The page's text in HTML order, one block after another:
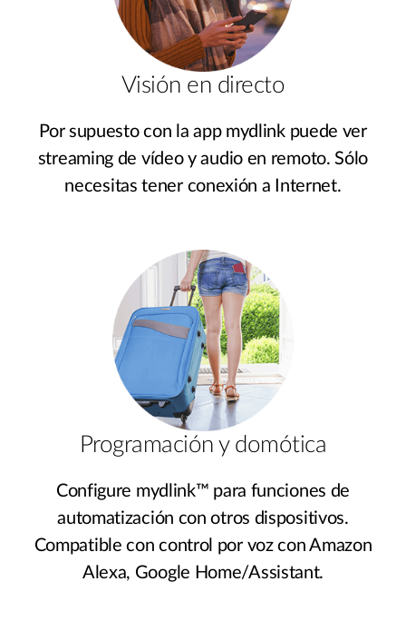
Visión en directo
Por supuesto con la app mydlink puede ver
streaming de vídeo y audio en remoto. Sólo
necesitas tener conexión a Internet.
Programación y domótica
Configure mydlink™ para funciones de
automatización con otros dispositivos.
Compatible con control por voz con Amazon
Alexa, Google Home/Assistant.